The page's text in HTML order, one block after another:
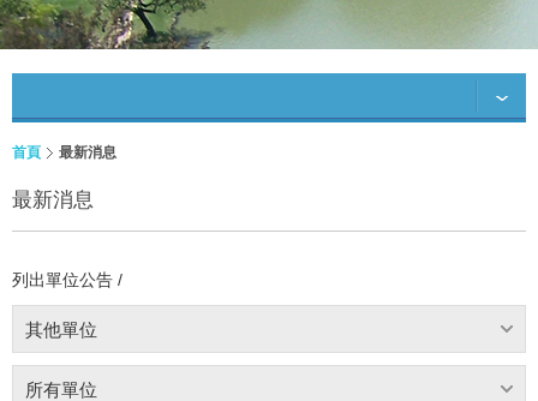
首頁 最新消息
最新消息
列出單位公告 /
其他單位
所有單位